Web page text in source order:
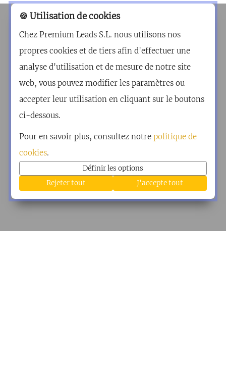
🍪 Utilisation de cookies
Chez Premium Leads S.L. nous utilisons nos
propres cookies et de tiers afin d'effectuer une
analyse d'utilisation et de mesure de notre site
web, vous pouvez modifier les paramètres ou
accepter leur utilisation en cliquant sur le boutons
ci-dessous.
Pour en savoir plus, consultez notrepolitique de
cookies.
Définir les options
Rejeter tout
J'accepte tout